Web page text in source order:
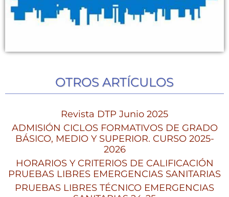
OTROS ARTÍCULOS
Revista DTP Junio 2025
ADMISIÓN CICLOS FORMATIVOS DE GRADO
BÁSICO, MEDIO Y SUPERIOR. CURSO 2025-
2026
HORARIOS Y CRITERIOS DE CALIFICACIÓN
PRUEBAS LIBRES EMERGENCIAS SANITARIAS
PRUEBAS LIBRES TÉCNICO EMERGENCIAS